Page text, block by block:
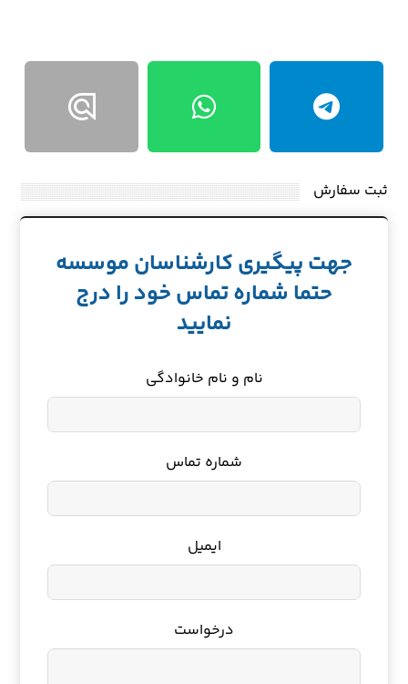
ثبت سفارش
جهت پیگیری کارشناسان موسسه
حتما شماره تماس خود را درج
نمایید
نام و نام خانوادگی
شماره تماس
ایمیل
درخواست